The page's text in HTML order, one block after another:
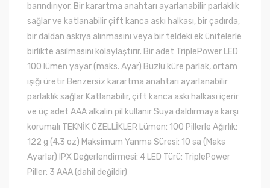
barındırıyor. Bir karartma anahtarı ayarlanabilir parlaklık
sağlar ve katlanabilir çift kanca askı halkası, bir çadırda,
bir daldan askıya alınmasını veya bir teldeki ek ünitelerle
birlikte asılmasını kolaylaştırır. Bir adet TriplePower LED
100 lümen yayar (maks. Ayar) Buzlu küre parlak, ortam
ışığı üretir Benzersiz karartma anahtarı ayarlanabilir
parlaklık sağlar Katlanabilir, çift kanca askı halkası içerir
ve üç adet AAA alkalin pil kullanır Suya daldırmaya karşı
korumalı TEKNİK ÖZELLİKLER Lümen: 100 Pillerle Ağırlık:
122 g (4,3 oz) Maksimum Yanma Süresi: 10 sa (Maks
Ayarlar) IPX Değerlendirmesi: 4 LED Türü: TriplePower
Piller: 3 AAA (dahil değildir)